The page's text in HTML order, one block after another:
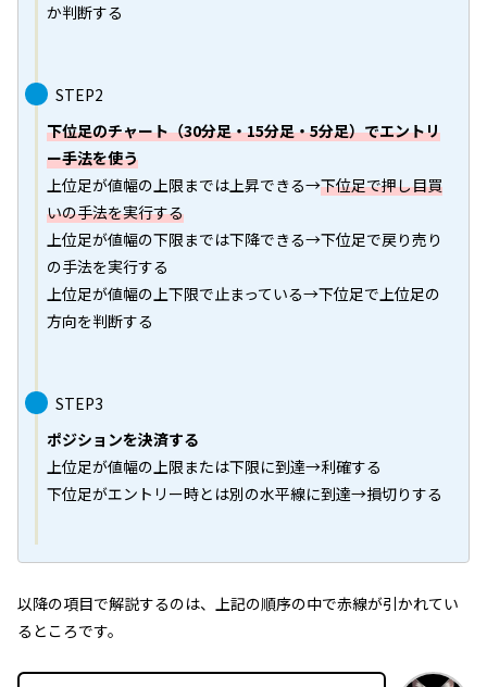
か判断する
STEP2
下位足のチャート（30分足・15分足・5分足）でエントリ
ー手法を使う
上位足が値幅の上限までは上昇できる→下位足で押し目買
いの手法を実行する
上位足が値幅の下限までは下降できる→下位足で戻り売り
の手法を実行する
上位足が値幅の上下限で止まっている→下位足で上位足の
方向を判断する
STEP3
ポジションを決済する
上位足が値幅の上限または下限に到達→利確する
下位足がエントリー時とは別の水平線に到達→損切りする
以降の項目で解説するのは、上記の順序の中で赤線が引かれてい
るところです。